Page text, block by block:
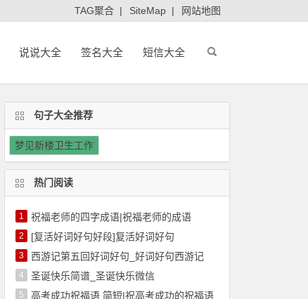
TAG聚合 | SiteMap | 网站地图
说说大全 签名大全 短信大全
句子大全推荐
梦见新楼卫生工作
热门阅读
1 祝福老师的四字成语|祝福老师的成语
2 [复活好词好句好段]复活好词好句
3 西游记第五回好词好句_好词好句西游记
4 圣诞快乐简谱_圣诞快乐微信
5 高考成功祝福语 简短|祝高考成功的祝福语